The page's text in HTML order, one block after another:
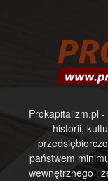
Prokapitalizm.pl
historii,
państwem
wewnętrznego i